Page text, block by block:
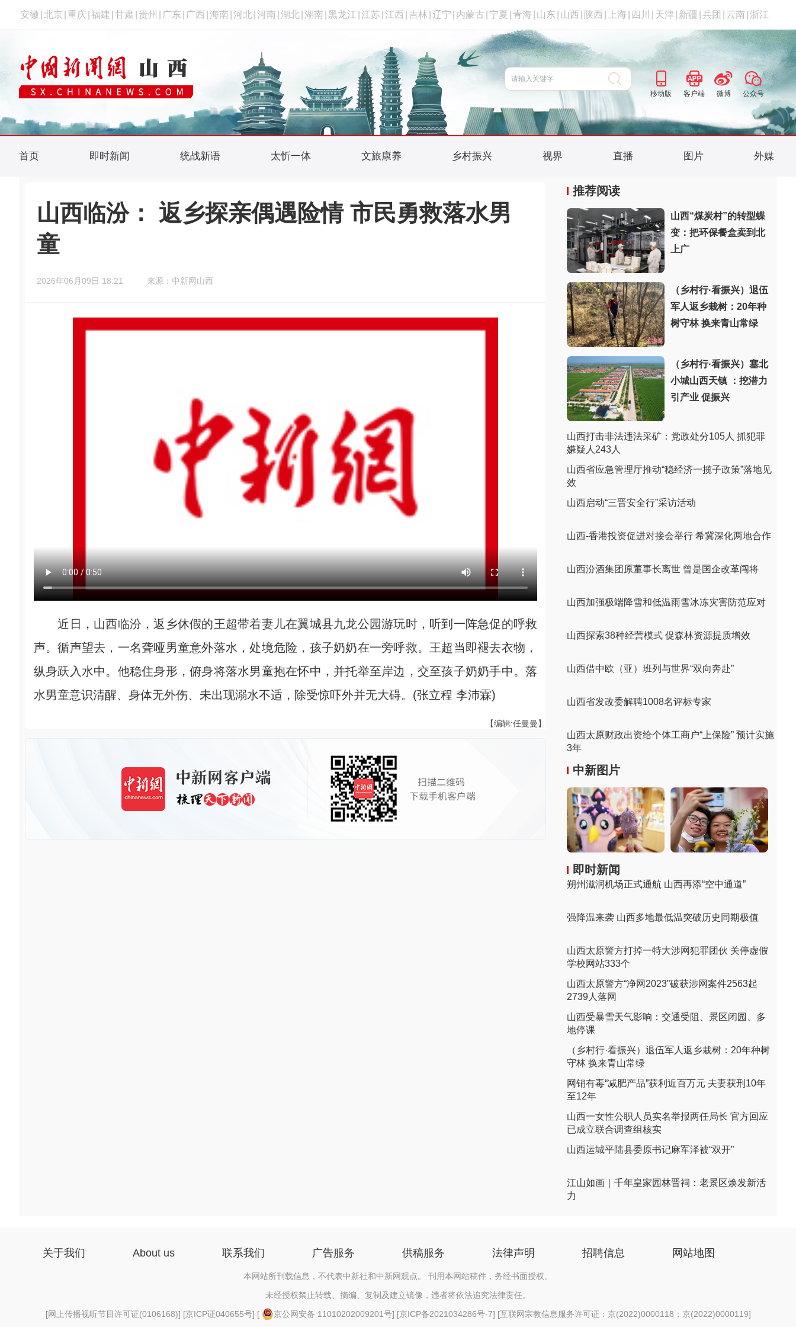
安徽 北京 重庆 福建 甘肃 贵州 广东 广西 海南 河北 河南 湖北 湖南 黑龙江 江苏 江西 吉林 辽宁 内蒙古 宁夏 青海 山东 山西 陕西 上海 四川 天津 新疆 兵团 云南 浙江
移动版 客户端 微博 公众号
首页 即时新闻 统战新语 太忻一体 文旅康养 乡村振兴 视界 直播 图片 外媒
山西临汾： 返乡探亲偶遇险情 市民勇救落水男
童
2026年06月09日 18:21 来源：中新网山西
近日，山西临汾，返乡休假的王超带着妻儿在翼城县九龙公园游玩时，听到一阵急促的呼救
声。循声望去，一名聋哑男童意外落水，处境危险，孩子奶奶在一旁呼救。王超当即褪去衣物，
纵身跃入水中。他稳住身形，俯身将落水男童抱在怀中，并托举至岸边，交至孩子奶奶手中。落
水男童意识清醒、身体无外伤、未出现溺水不适，除受惊吓外并无大碍。(张立程 李沛霖)
【编辑:任曼曼】
推荐阅读
山西“煤炭村”的转型蝶
变：把环保餐盒卖到北
上广
（乡村行·看振兴）退伍
军人返乡栽树：20年种
树守林 换来青山常绿
（乡村行·看振兴）塞北
小城山西天镇 ：挖潜力
引产业 促振兴
山西打击非法违法采矿：党政处分105人 抓犯罪
嫌疑人243人
山西省应急管理厅推动“稳经济一揽子政策”落地见
效
山西启动“三晋安全行”采访活动
山西-香港投资促进对接会举行 希冀深化两地合作
山西汾酒集团原董事长离世 曾是国企改革闯将
山西加强极端降雪和低温雨雪冰冻灾害防范应对
山西探索38种经营模式 促森林资源提质增效
山西借中欧（亚）班列与世界“双向奔赴”
山西省发改委解聘1008名评标专家
山西太原财政出资给个体工商户“上保险” 预计实施
3年
中新图片
即时新闻
朔州滋润机场正式通航 山西再添“空中通道”
强降温来袭 山西多地最低温突破历史同期极值
山西太原警方打掉一特大涉网犯罪团伙 关停虚假
学校网站333个
山西太原警方“净网2023”破获涉网案件2563起
2739人落网
山西受暴雪天气影响：交通受阻、景区闭园、多
地停课
（乡村行·看振兴）退伍军人返乡栽树：20年种树
守林 换来青山常绿
网销有毒“减肥产品”获利近百万元 夫妻获刑10年
至12年
山西一女性公职人员实名举报两任局长 官方回应
已成立联合调查组核实
山西运城平陆县委原书记麻军泽被“双开”
江山如画｜千年皇家园林晋祠：老景区焕发新活
力
关于我们 About us 联系我们 广告服务 供稿服务 法律声明 招聘信息 网站地图
本网站所刊载信息，不代表中新社和中新网观点。 刊用本网站稿件，务经书面授权。
未经授权禁止转载、摘编、复制及建立镜像，违者将依法追究法律责任。
[网上传播视听节目许可证(0106168)] [京ICP证040655号] [ 京公网安备 11010202009201号] [京ICP备2021034286号-7] [互联网宗教信息服务许可证：京(2022)0000118；京(2022)0000119]